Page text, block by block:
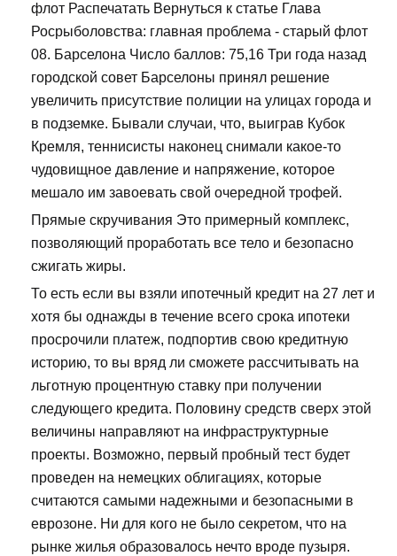
флот Распечатать Вернуться к статье Глава
Росрыболовства: главная проблема - старый флот
08. Барселона Число баллов: 75,16 Три года назад
городской совет Барселоны принял решение
увеличить присутствие полиции на улицах города и
в подземке. Бывали случаи, что, выиграв Кубок
Кремля, теннисисты наконец снимали какое-то
чудовищное давление и напряжение, которое
мешало им завоевать свой очередной трофей.
Прямые скручивания Это примерный комплекс,
позволяющий проработать все тело и безопасно
сжигать жиры.
То есть если вы взяли ипотечный кредит на 27 лет и
хотя бы однажды в течение всего срока ипотеки
просрочили платеж, подпортив свою кредитную
историю, то вы вряд ли сможете рассчитывать на
льготную процентную ставку при получении
следующего кредита. Половину средств сверх этой
величины направляют на инфраструктурные
проекты. Возможно, первый пробный тест будет
проведен на немецких облигациях, которые
считаются самыми надежными и безопасными в
еврозоне. Ни для кого не было секретом, что на
рынке жилья образовалось нечто вроде пузыря.